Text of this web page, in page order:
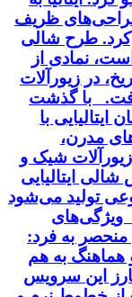
ظریف
طرح شالی
نمادی از
در زیورآلات
با گذشت
با
مدرن،
شیک و
ایتالیایی
تولید می‌شود
به فرد:
به هم
این سرویس